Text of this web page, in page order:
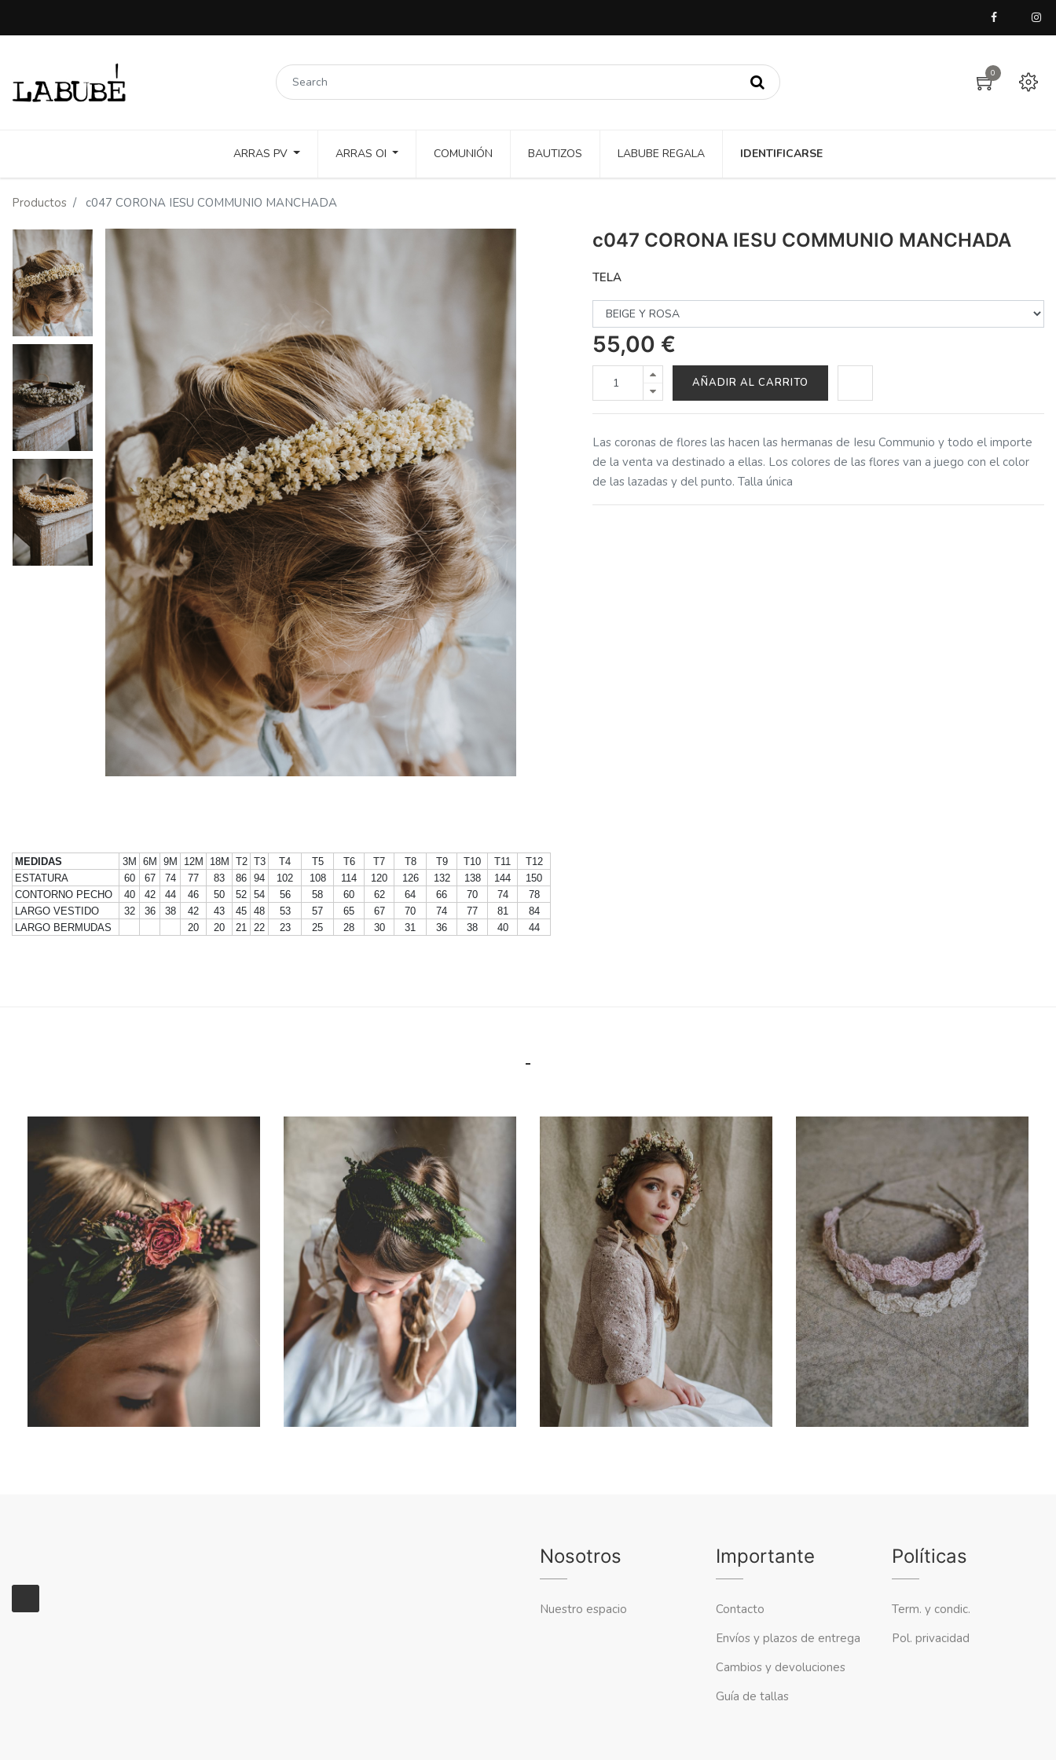
0
ARRAS PV ARRAS OI COMUNIÓN BAUTIZOS LABUBE REGALA IDENTIFICARSE
Productos c047 CORONA IESU COMMUNIO MANCHADA
c047 CORONA IESU COMMUNIO MANCHADA
TELA
55,00 €
AÑADIR AL CARRITO
Las coronas de flores las hacen las hermanas de Iesu Communio y todo el importe
de la venta va destinado a ellas. Los colores de las flores van a juego con el color
de las lazadas y del punto. Talla única
MEDIDAS 3M 6M 9M 12M 18M T2 T3 T4 T5 T6 T7 T8 T9 T10 T11
T12
ESTATURA
60 67 74 77 83 86 94 102 108 114 120 126 132 138 144
150
CONTORNO PECHO
40 42 44 46 50 52 54 56 58 60 62 64 66 70 74
78
LARGO VESTIDO
32 36 38 42 43 45 48 53 57 65 67 70 74 77 81
84
LARGO BERMUDAS
20 20 21 22 23 25 28 30 31 36 38 40 44
Nosotros
Nuestro espacio
Importante
Contacto
Envíos y plazos de entrega
Cambios y devoluciones
Guía de tallas
Políticas
Term. y condic.
Pol. privacidad